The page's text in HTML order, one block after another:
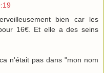
bien car les
16€. Et elle a des seins
n'était pas dans "mon nom